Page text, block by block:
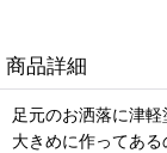
商品詳細
足元のお洒落に津軽
大きめに作ってある